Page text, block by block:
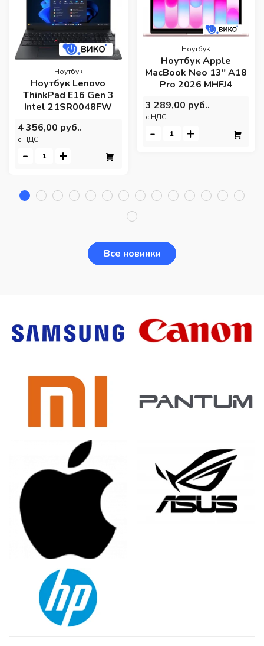
Ноутбук
Ноутбук Lenovo
ThinkPad E16 Gen 3
Intel 21SR0048FW
4 356,00 руб..
c НДС
- +
Ноутбук
Ноутбук Apple
MacBook Neo 13" A18
Pro 2026 MHFJ4
3 289,00 руб..
c НДС
- +
Все новинки